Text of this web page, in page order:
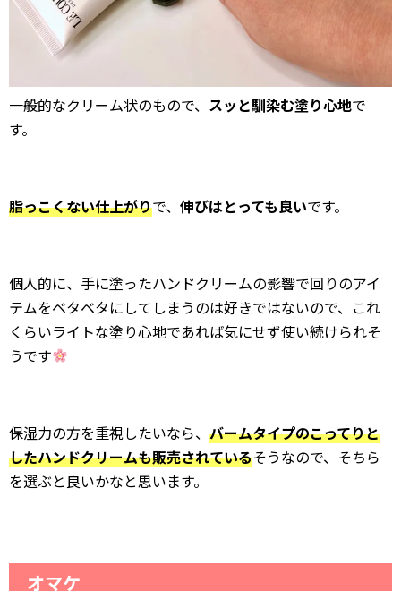
一般的なクリーム状のもので、 スッと馴染む塗り心地で
す。
脂っこくない仕上がりで、 伸びはとっても良いです。
個人的に、手に塗ったハンドクリームの影響で回りのアイ
テムをベタベタにしてしまうのは好きではないので、これ
くらいライトな塗り心地であれば気にせず使い続けられそ
うです
保湿力の方を重視したいなら、 バームタイプのこってりと
したハンドクリームも販売されているそうなので、そちら
を選ぶと良いかなと思います。
オマケ